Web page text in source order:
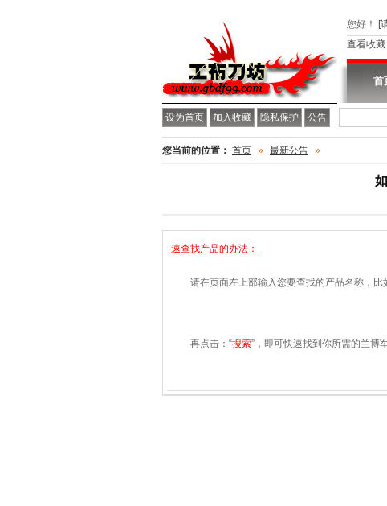
设为首页 加入收藏 隐私保护 公告
您好 ！ [
查看收藏
首
您当前的位置： 首页 » 最新公告 »
速查找产品的办法：
请在页面左上部输入您要查找的产品名称，比
再点击：“搜索”，即可快速找到你所需的兰博军